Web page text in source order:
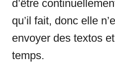
d’être
qu’il fait, donc elle
envoyer des textos
temps.